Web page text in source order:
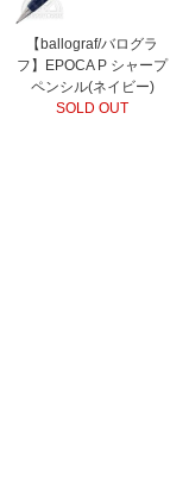
【ballograf/バログラ
フ】EPOCA P シャープ
ペンシル(ネイビー)
SOLD OUT